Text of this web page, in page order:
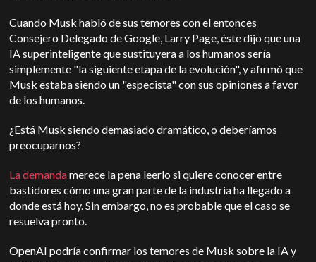
Cuando Musk habló de sus temores con el entonces
Consejero Delegado de Google, Larry Page, éste dijo que una
IA superinteligente que sustituyera a los humanos sería
simplemente "la siguiente etapa de la evolución", y afirmó que
Musk estaba siendo un "especista" con sus opiniones a favor
de los humanos.
¿Está Musk siendo demasiado dramático, o deberíamos
preocuparnos?
La demandamerece la pena leerlo si quiere conocer entre
bastidores cómo una gran parte de la industria ha llegado a
donde está hoy. Sin embargo, no es probable que el caso se
resuelva pronto.
OpenAI podría confirmar los temores de Musk sobre la IA y